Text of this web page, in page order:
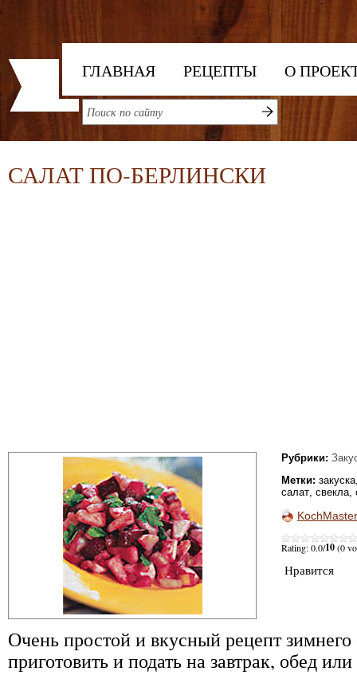
ГЛАВНАЯ РЕЦЕПТЫ О
САЛАТ ПО-БЕРЛИНСКИ
Рубрики:
Метки: закуска
салат, свекла,
KochMaster
Rating: 0.0/10(0
Нравится
Очень простой и вкусный рецепт
приготовить и подать на завтрак, обед